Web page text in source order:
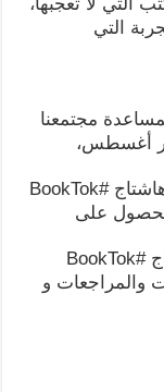
التي
مجتمعنا
أغسطس،
وندعوكم للانضمام إلينا من خلال إضافة هاشتاج #BookTok
على
جوائز متنوعة، كما ندعوكم لمتابعة هاشتاج #BookTok
والمراجعات و